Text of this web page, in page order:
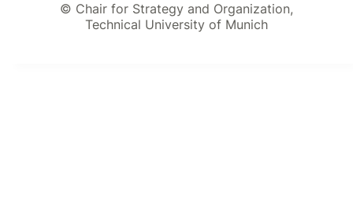
© Chair for Strategy and Organization,
Technical University of Munich